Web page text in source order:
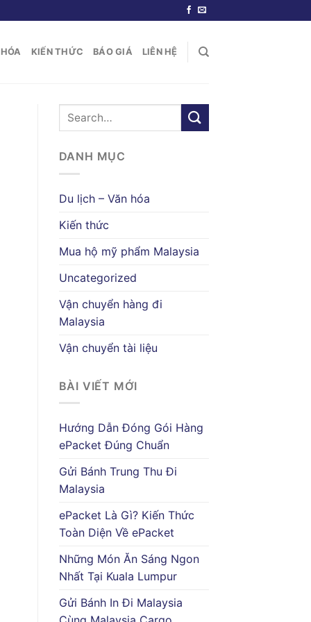
KIẾN THỨC BÁO GIÁ LIÊN HỆ
DANH MỤC
Du lịch – Văn hóa
Kiến thức
Mua hộ mỹ phẩm Malaysia
Uncategorized
Vận chuyển hàng đi
Malaysia
Vận chuyển tài liệu
BÀI VIẾT MỚI
Hướng Dẫn Đóng Gói Hàng
ePacket Đúng Chuẩn
Gửi Bánh Trung Thu Đi
Malaysia
ePacket Là Gì? Kiến Thức
Toàn Diện Về ePacket
Những Món Ăn Sáng Ngon
Nhất Tại Kuala Lumpur
Gửi Bánh In Đi Malaysia